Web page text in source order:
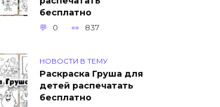
бесплатно
0 837
НОВОСТИ В ТЕМУ
Раскраска Груша для
детей распечатать
бесплатно